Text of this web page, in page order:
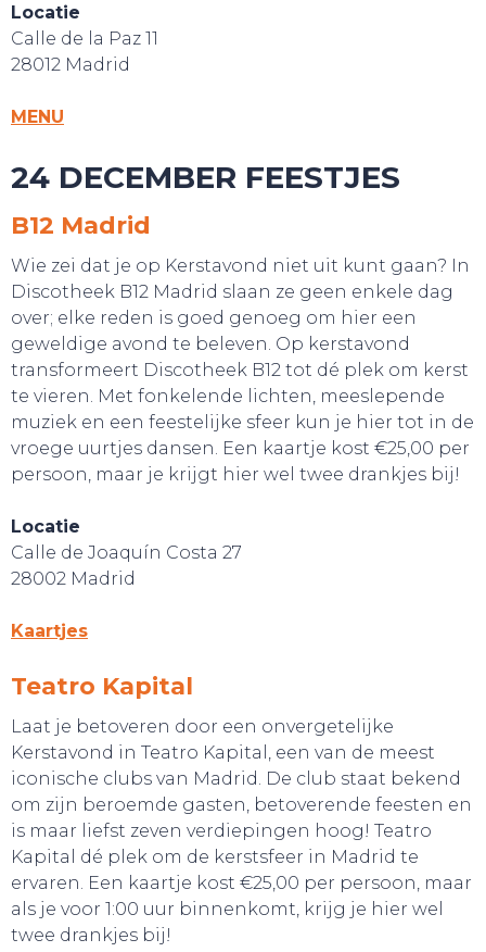
Locatie
Calle de la Paz 11
28012 Madrid
MENU
24 DECEMBER FEESTJES
B12 Madrid
Wie zei dat je op Kerstavond niet uit kunt gaan? In
Discotheek B12 Madrid slaan ze geen enkele dag
over; elke reden is goed genoeg om hier een
geweldige avond te beleven. Op kerstavond
transformeert Discotheek B12 tot dé plek om kerst
te vieren. Met fonkelende lichten, meeslepende
muziek en een feestelijke sfeer kun je hier tot in de
vroege uurtjes dansen. Een kaartje kost €25,00 per
persoon, maar je krijgt hier wel twee drankjes bij!
Locatie
Calle de Joaquín Costa 27
28002 Madrid
Kaartjes
Teatro Kapital
Laat je betoveren door een onvergetelijke
Kerstavond in Teatro Kapital, een van de meest
iconische clubs van Madrid. De club staat bekend
om zijn beroemde gasten, betoverende feesten en
is maar liefst zeven verdiepingen hoog! Teatro
Kapital dé plek om de kerstsfeer in Madrid te
ervaren. Een kaartje kost €25,00 per persoon, maar
als je voor 1:00 uur binnenkomt, krijg je hier wel
twee drankjes bij!